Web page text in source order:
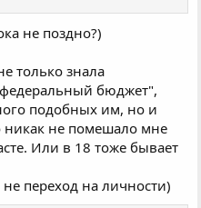
не поздно?)
только знала
бюджет",
подобных им, но и
никак не помешало мне
Или в 18 тоже бывает
не переход на личности)